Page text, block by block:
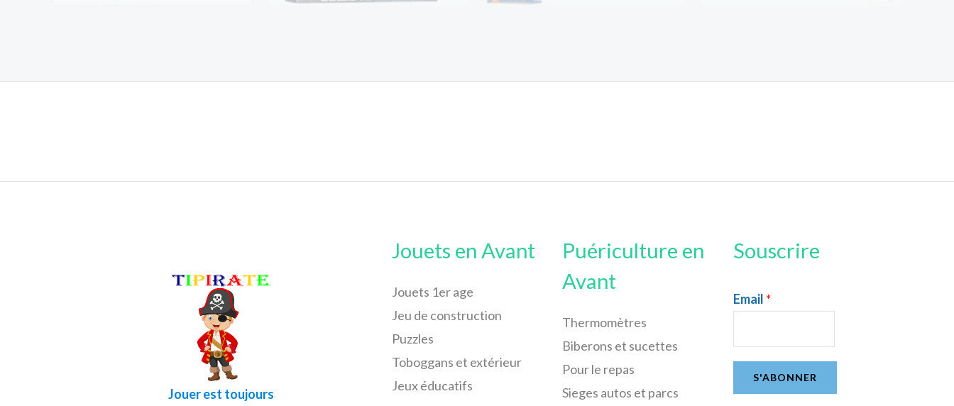
Jouer est toujours
Jouets en Avant
Jouets 1er age
Jeu de construction
Puzzles
Toboggans et extérieur
Jeux éducatifs
Puériculture en
Avant
Thermomètres
Biberons et sucettes
Pour le repas
Sieges autos et parcs
Souscrire
Email *
S'ABONNER